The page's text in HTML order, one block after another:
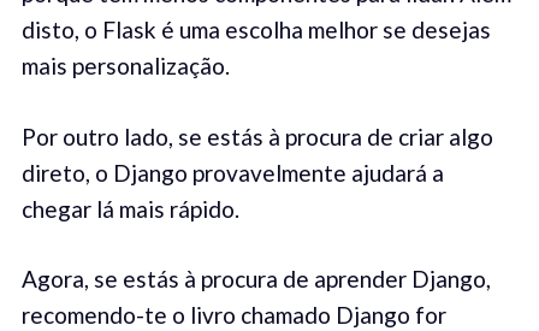
disto, o Flask é uma escolha melhor se desejas
mais personalização.
Por outro lado, se estás à procura de criar algo
direto, o Django provavelmente ajudará a
chegar lá mais rápido.
Agora, se estás à procura de aprender Django,
recomendo-te o livro chamado Django for